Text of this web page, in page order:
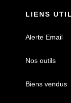
LIENS
Alerte Email
Nos outils
Biens vendus